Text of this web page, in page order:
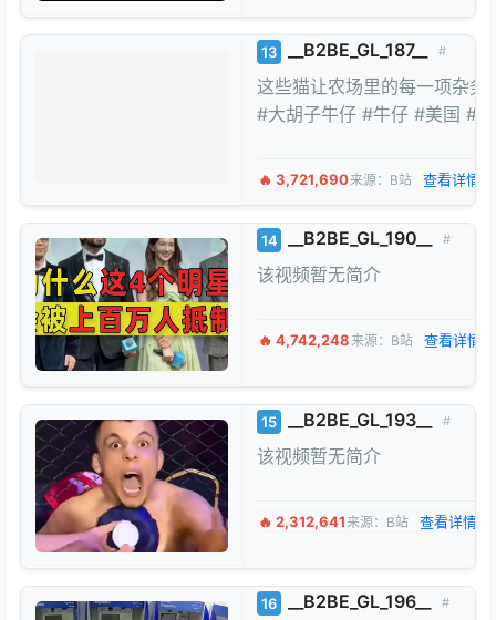
13 __B2BE_GL_187__ #
这些猫让农场里的每一项杂务
#大胡子牛仔 #牛仔 #美国 #
🔥 3,721,690来源：B站 查看详情
14 __B2BE_GL_190__ #
该视频暂无简介
🔥 4,742,248来源：B站 查看详情
15 __B2BE_GL_193__ #
该视频暂无简介
🔥 2,312,641来源：B站 查看详情 →
16 __B2BE_GL_196__ #